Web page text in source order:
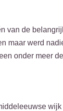
van de
maar werd
onder meer